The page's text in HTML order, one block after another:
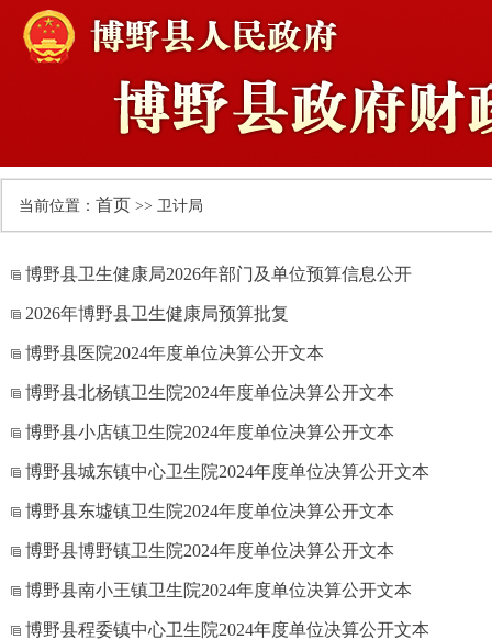
当前位置： 首页 >> 卫计局
博野县卫生健康局2026年部门及单位预算信息公开
2026年博野县卫生健康局预算批复
博野县医院2024年度单位决算公开文本
博野县北杨镇卫生院2024年度单位决算公开文本
博野县小店镇卫生院2024年度单位决算公开文本
博野县城东镇中心卫生院2024年度单位决算公开文本
博野县东墟镇卫生院2024年度单位决算公开文本
博野县博野镇卫生院2024年度单位决算公开文本
博野县南小王镇卫生院2024年度单位决算公开文本
博野县程委镇中心卫生院2024年度单位决算公开文本